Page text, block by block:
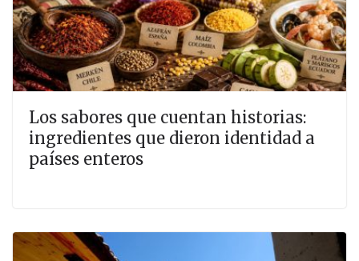
Los sabores que cuentan historias:
ingredientes que dieron identidad a
países enteros